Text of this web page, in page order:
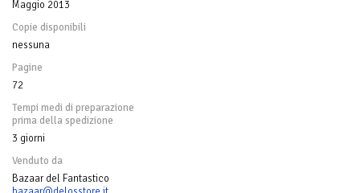
Maggio 2013
Copie disponibili
nessuna
Pagine
72
Tempi medi di preparazione
prima della spedizione
3 giorni
Venduto da
Bazaar del Fantastico